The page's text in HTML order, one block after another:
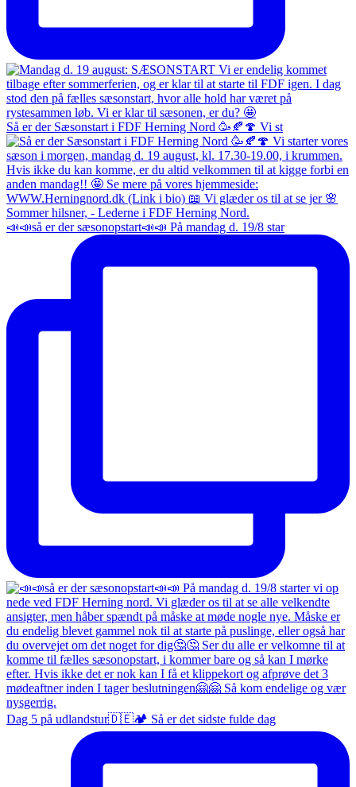
Så er der Sæsonstart i FDF Herning Nord 🥳🍂🍄 Vi st
📣📣så er der sæsonopstart📣📣 På mandag d. 19/8 star
Dag 5 på udlandstur🇩🇪🏕️ Så er det sidste fulde dag